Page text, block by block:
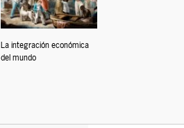
La integración económica
del mundo